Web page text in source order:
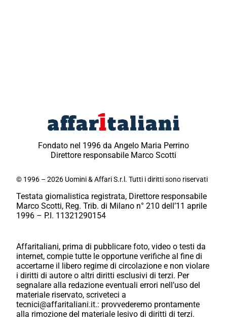
Fondato nel 1996 da Angelo Maria Perrino
Direttore responsabile Marco Scotti
© 1996 – 2026 Uomini & Affari S.r.l. Tutti i diritti sono riservati
Testata giornalistica registrata, Direttore responsabile
Marco Scotti, Reg. Trib. di Milano n° 210 dell’11 aprile
1996 – P.I. 11321290154
Affaritaliani, prima di pubblicare foto, video o testi da
internet, compie tutte le opportune verifiche al fine di
accertarne il libero regime di circolazione e non violare
i diritti di autore o altri diritti esclusivi di terzi. Per
segnalare alla redazione eventuali errori nell’uso del
materiale riservato, scriveteci a
tecnici@affaritaliani.it.: provvederemo prontamente
alla rimozione del materiale lesivo di diritti di terzi.